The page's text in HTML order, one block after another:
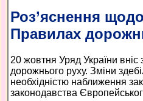
Роз’яснення
Правилах
20 жовтня Уряд України
дорожнього руху. Зміни
необхідністю наближення
законодавства